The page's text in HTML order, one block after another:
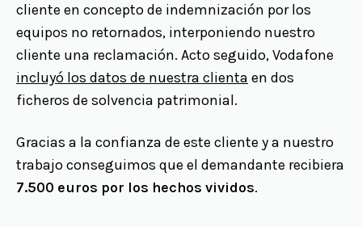
cliente en concepto de indemnización por los
equipos no retornados, interponiendo nuestro
cliente una reclamación. Acto seguido, Vodafone
incluyó los datos de nuestra clienta en dos
ficheros de solvencia patrimonial.
Gracias a la confianza de este cliente y a nuestro
trabajo conseguimos que el demandante recibiera
7.500 euros por los hechos vividos.